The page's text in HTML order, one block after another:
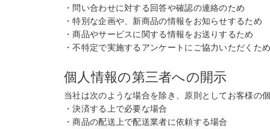
・問い合わせに対する回答や確認の連絡のため
・特別な企画や、新商品の情報をお知らせするため
・商品やサービスに関する情報をお送りするため
・不特定で実施するアンケートにご協力いただくた
個人情報の第三者への開示
当社は次のような場合を除き、原則としてお客様の
・決済する上で必要な場合
・商品の配送上で配送業者に依頼する場合